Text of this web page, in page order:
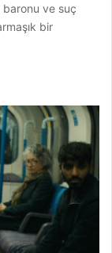
baronu ve suç
bir